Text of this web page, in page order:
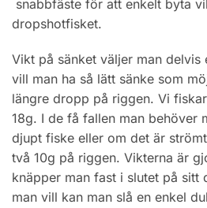
snabbfäste för att enkelt byta
dropshotfisket.
Vikt på sänket väljer man delvis
vill man ha så lätt sänke som
längre dropp på riggen. Vi
18g. I de få fallen man behöver
djupt fiske eller om det är
två 10g på riggen. Vikterna är
knäpper man fast i slutet på sitt
man vill kan man slå en enkel